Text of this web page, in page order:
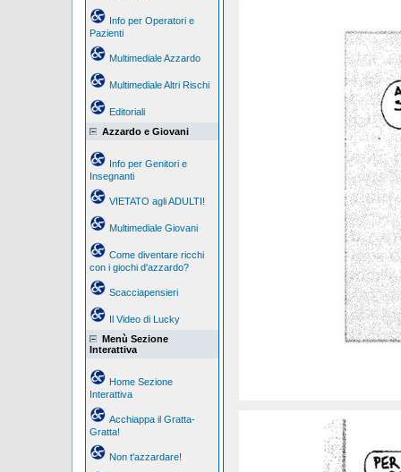
Info per Operatori e
Pazienti
Multimediale Azzardo
Multimediale Altri Rischi
Editoriali
Azzardo e Giovani
Info per Genitori e
Insegnanti
VIETATO agli ADULTI!
Multimediale Giovani
Come diventare ricchi
con i giochi d'azzardo?
Scacciapensieri
Il Video di Lucky
Menù Sezione
Interattiva
Home Sezione
Interattiva
Acchiappa il Gratta-
Gratta!
Non t'azzardare!